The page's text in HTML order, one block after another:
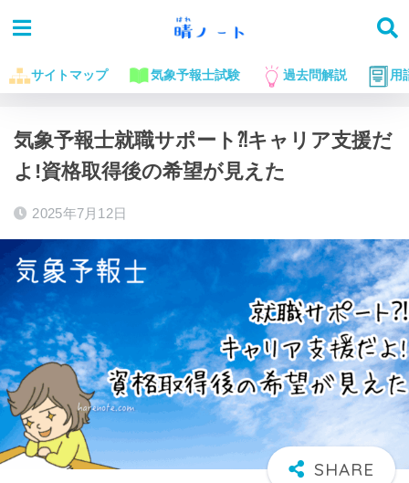
サイトマップ 気象予報士試験 過去問解説 用
ホーム ブログ
気象予報士就職サポート⁈キャリア支援だ
よ!資格取得後の希望が見えた
2025年7月12日